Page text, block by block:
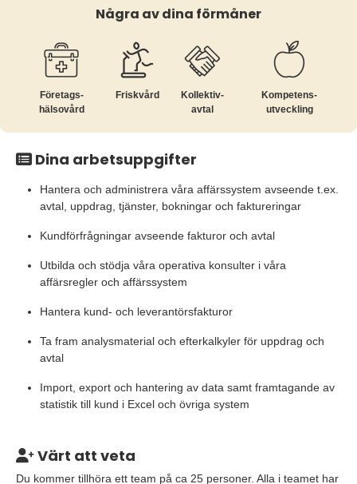
Några av dina förmåner
Företags­
hälsovård
Friskvård
Kollektiv­
avtal
Kompetens­
utveckling
Dina arbetsuppgifter
Hantera och administrera våra affärssystem avseende t.ex.
avtal, uppdrag, tjänster, bokningar och faktureringar
Kundförfrågningar avseende fakturor och avtal
Utbilda och stödja våra operativa konsulter i våra
affärsregler och affärssystem
Hantera kund- och leverantörsfakturor
Ta fram analysmaterial och efterkalkyler för uppdrag och
avtal
Import, export och hantering av data samt framtagande av
statistik till kund i Excel och övriga system
Värt att veta
Du kommer tillhöra ett team på ca 25 personer. Alla i teamet har